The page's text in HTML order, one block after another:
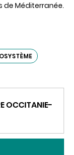
de Méditerranée.
OCCITANIE-